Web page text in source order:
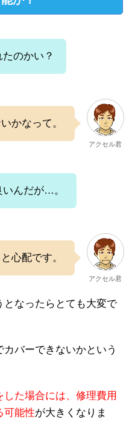
のかい？
かなって。
アクセル君
んだが…。
心配です。
アクセル君
なったらとても大変で
バーできないかという
た場合には、修理費用
可能性が大きくなりま